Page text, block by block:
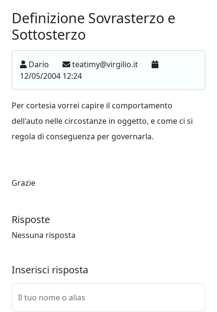
Definizione Sovrasterzo e
Sottosterzo
Dario
teatimy@virgilio.it
12/05/2004 12:24
Per cortesia vorrei capire il comportamento
dell'auto nelle circostanze in oggetto, e come ci si
regola di conseguenza per governarla.
Grazie
Risposte
Nessuna risposta
Inserisci risposta
Il tuo nome o alias